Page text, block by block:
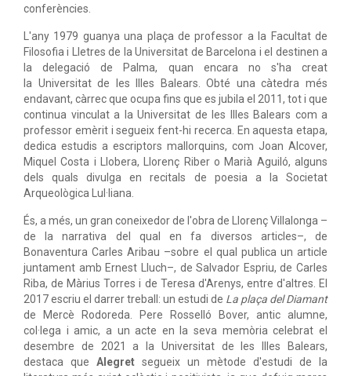
conferències.
L'any 1979 guanya una plaça de professor a la Facultat de
Filosofia i Lletres de la Universitat de Barcelona i el destinen a
la delegació de Palma, quan encara no s'ha creat
la Universitat de les Illes Balears. Obté una càtedra més
endavant, càrrec que ocupa fins que es jubila el 2011, tot i que
continua vinculat a la Universitat de les Illes Balears com a
professor emèrit i segueix fent-hi recerca. En aquesta etapa,
dedica estudis a escriptors mallorquins, com Joan Alcover,
Miquel Costa i Llobera, Llorenç Riber o Marià Aguiló, alguns
dels quals divulga en recitals de poesia a la Societat
Arqueològica Lul·liana.
És, a més, un gran coneixedor de l'obra de Llorenç Villalonga –
de la narrativa del qual en fa diversos articles–, de
Bonaventura Carles Aribau –sobre el qual publica un article
juntament amb Ernest Lluch–, de Salvador Espriu, de Carles
Riba, de Màrius Torres i de Teresa d'Arenys, entre d'altres. El
2017 escriu el darrer treball: un estudi de La plaça del Diamant
de Mercè Rodoreda. Pere Rosselló Bover, antic alumne,
col·lega i amic, a un acte en la seva memòria celebrat el
desembre de 2021 a la Universitat de les Illes Balears,
destaca que Alegret segueix un mètode d'estudi de la